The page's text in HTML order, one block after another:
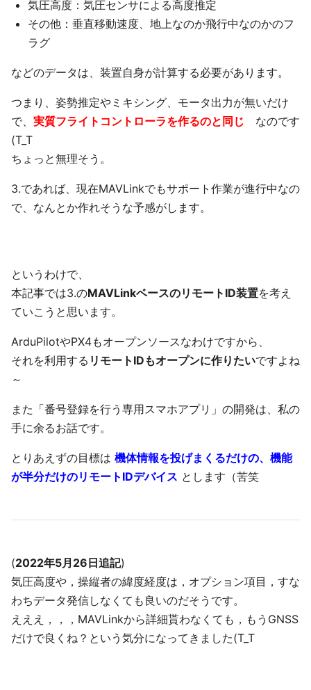
気圧高度：気圧センサによる高度推定
その他：垂直移動速度、地上なのか飛行中なのかのフ
ラグ
などのデータは、装置自身が計算する必要があります。
つまり、姿勢推定やミキシング、モータ出力が無いだけ
で、 実質フライトコントローラを作るのと同じ なのです
(T_T
ちょっと無理そう。
3.であれば、現在MAVLinkでもサポート作業が進行中なの
で、なんとか作れそうな予感がします。
というわけで、
本記事では3.のMAVLinkベースのリモートID装置を考え
ていこうと思います。
ArduPilotやPX4もオープンソースなわけですから、
それを利用する リモートIDもオープンに作りたいですよね
～
また「番号登録を行う専用スマホアプリ」の開発は、私の
手に余るお話です。
とりあえずの目標は 機体情報を投げまくるだけの、機能
が半分だけのリモートIDデバイス とします（苦笑
(2022年5月26日追記)
気圧高度や，操縦者の緯度経度は，オプション項目，すな
わちデータ発信しなくても良いのだそうです。
えええ，，，MAVLinkから詳細貰わなくても，もうGNSS
だけで良くね？という気分になってきました(T_T